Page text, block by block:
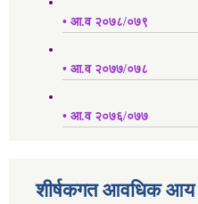
• आ.व २०७८/०७९
• आ.व २०७७/०७८
• आ.व २०७६/०७७
शीर्षकगत आवधिक